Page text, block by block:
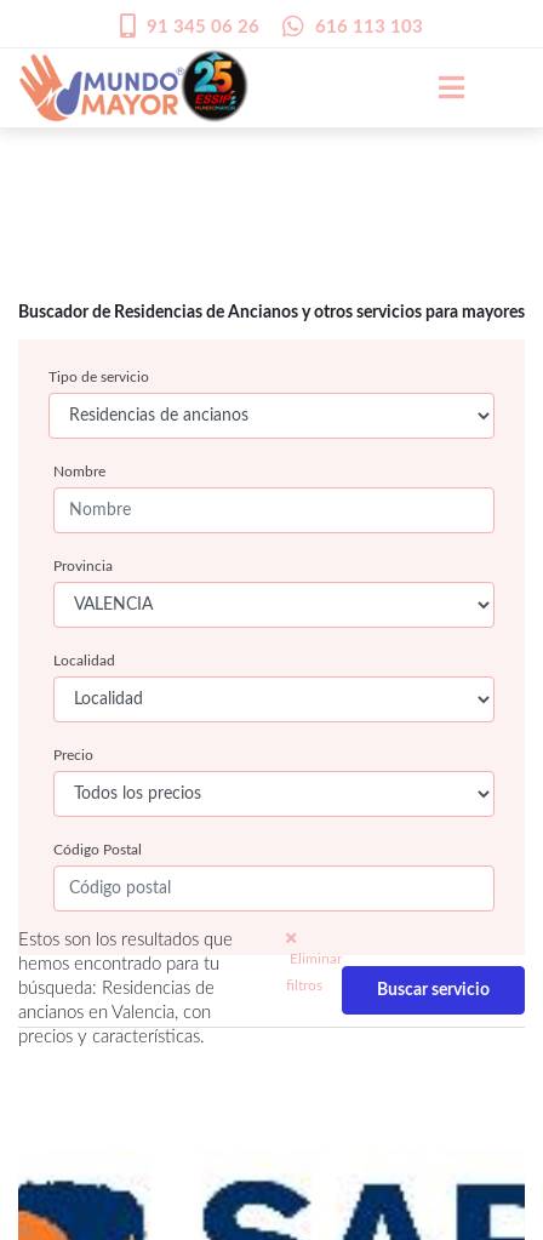
91 345 06 26 616 113 103
Buscador de Residencias de Ancianos y otros servicios para mayores
Tipo de servicio
Nombre
Provincia
Localidad
Precio
Código Postal
Estos son los resultados que
hemos encontrado para tu
búsqueda: Residencias de
ancianos en Valencia, con
precios y características.
Eliminar
filtros